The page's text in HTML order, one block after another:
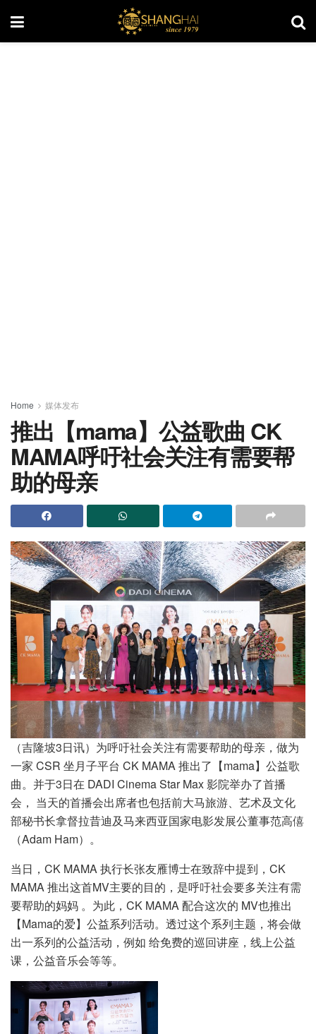
Home 媒体发布
推出【mama】公益歌曲 CK
MAMA呼吁社会关注有需要帮
助的母亲
（吉隆坡3日讯）为呼吁社会关注有需要帮助的母亲，做为
一家 CSR 坐月子平台 CK MAMA 推出了【mama】公益歌
曲。并于3日在 DADI Cinema Star Max 影院举办了首播
会， 当天的首播会出席者也包括前大马旅游、艺术及文化
部秘书长拿督拉昔迪及马来西亚国家电影发展公董事范高僖
（Adam Ham）。
当日，CK MAMA 执行长张友雁博士在致辞中提到，CK
MAMA 推出这首MV主要的目的，是呼吁社会要多关注有需
要帮助的妈妈 。为此，CK MAMA 配合这次的 MV也推出
【Mama的爱】公益系列活动。透过这个系列主题，将会做
出一系列的公益活动，例如 给免费的巡回讲座，线上公益
课，公益音乐会等等。